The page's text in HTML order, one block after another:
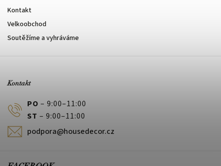
Kontakt
Velkoobchod
Soutěžíme a vyhráváme
Kontakt
PO – 9:00–11:00
ST – 9:00–11:00
podpora@housedecor.cz